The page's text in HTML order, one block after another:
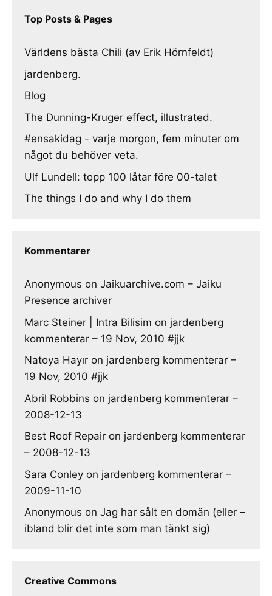
Top Posts & Pages
Världens bästa Chili (av Erik Hörnfeldt)
jardenberg.
Blog
The Dunning-Kruger effect, illustrated.
#ensakidag - varje morgon, fem minuter om
något du behöver veta.
Ulf Lundell: topp 100 låtar före 00-talet
The things I do and why I do them
Kommentarer
Anonymous on Jaikuarchive.com – Jaiku
Presence archiver
Marc Steiner | Intra Bilisim on jardenberg
kommenterar – 19 Nov, 2010 #jjk
Natoya Hayır on jardenberg kommenterar –
19 Nov, 2010 #jjk
Abril Robbins on jardenberg kommenterar –
2008-12-13
Best Roof Repair on jardenberg kommenterar
– 2008-12-13
Sara Conley on jardenberg kommenterar –
2009-11-10
Anonymous on Jag har sålt en domän (eller –
ibland blir det inte som man tänkt sig)
Creative Commons